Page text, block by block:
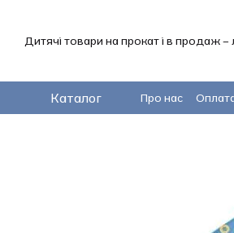
Дитячі товари на прокат і в продаж –
Каталог Про нас